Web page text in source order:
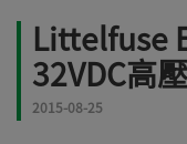
Littelfuse
32VDC高
2015-08-25
mail